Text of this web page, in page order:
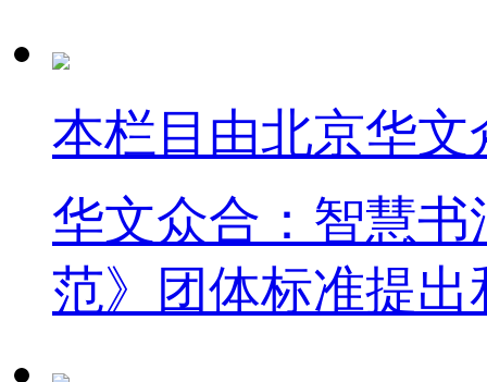
本栏目由北京华
华文众合：智慧
范》团体标准提